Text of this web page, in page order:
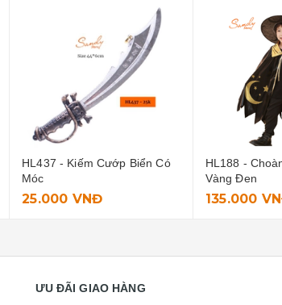
HL188 - Choàng Phép Thuật
Vàng Đen
135.000 VNĐ
HL416 - Bộ
290.000
ƯU ĐÃI GIAO HÀNG